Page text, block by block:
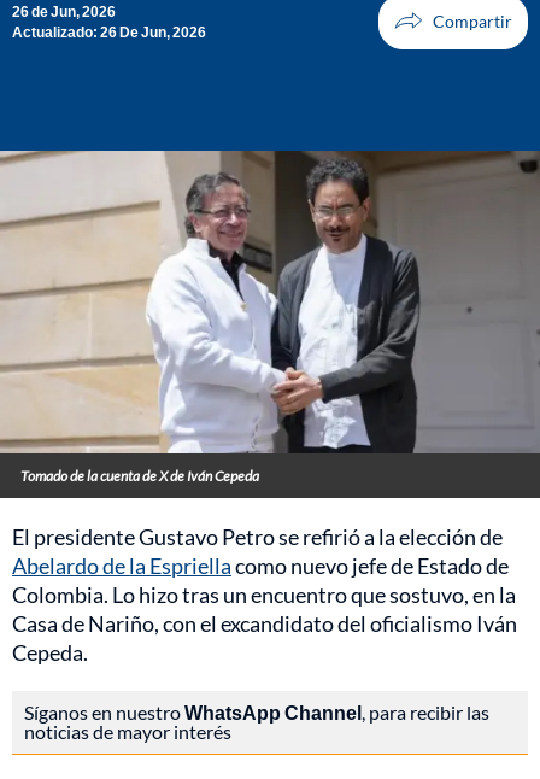
26 de Jun, 2026
Actualizado: 26 De Jun, 2026
Tomado de la cuenta de X de Iván Cepeda
El presidente Gustavo Petro se refirió a la elección de
Abelardo de la Espriellacomo nuevo jefe de Estado de
Colombia. Lo hizo tras un encuentro que sostuvo, en la
Casa de Nariño, con el excandidato del oficialismo Iván
Cepeda.
Síganos en nuestroWhatsApp Channel, para recibir las
noticias de mayor interés